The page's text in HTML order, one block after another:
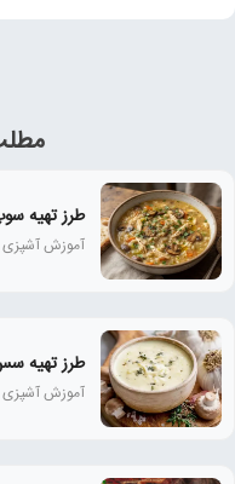
طرز تهیه
آموزش آشپزی
طرز تهیه
آموزش آشپزی